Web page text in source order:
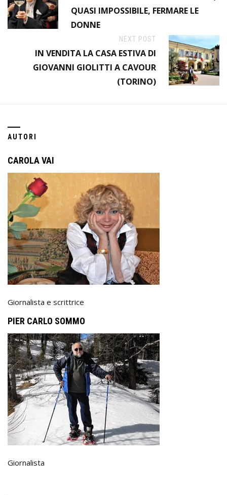
QUASI IMPOSSIBILE, FERMARE LE
DONNE
NEXT POST
IN VENDITA LA CASA ESTIVA DI
GIOVANNI GIOLITTI A CAVOUR
(TORINO)
AUTORI
CAROLA VAI
Giornalista e scrittrice
PIER CARLO SOMMO
Giornalista